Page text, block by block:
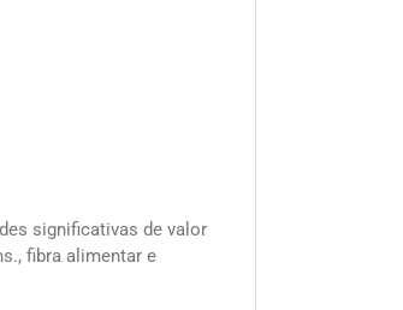
significativas de valor
fibra alimentar e